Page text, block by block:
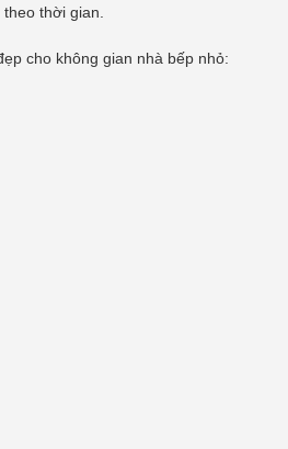
thời gian.
cho không gian nhà bếp nhỏ: